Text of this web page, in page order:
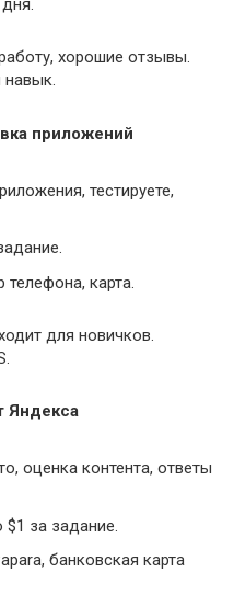
хорошие отзывы.
навык.
приложений
тестируете,
карта.
для новичков.
Яндекса
оценка контента, ответы
$1 за задание.
банковская карта